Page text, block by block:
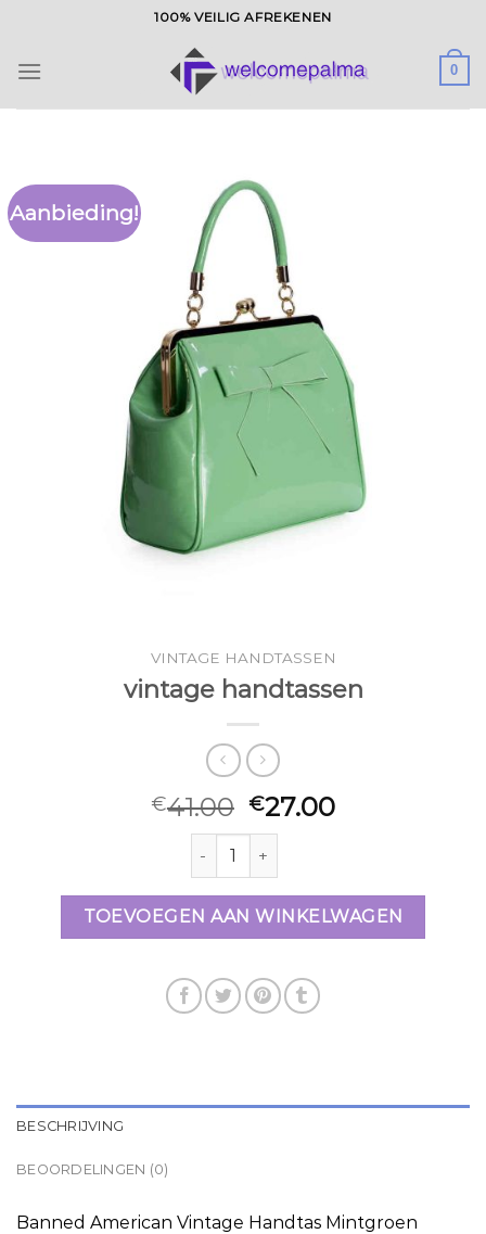
inhoud
100% VEILIG AFREKENEN
0
Aanbieding!
VINTAGE HANDTASSEN
vintage handtassen
€41.00 €27.00
vintage handtassen aantal
TOEVOEGEN AAN WINKELWAGEN
BESCHRIJVING
BEOORDELINGEN (0)
Banned American Vintage Handtas Mintgroen